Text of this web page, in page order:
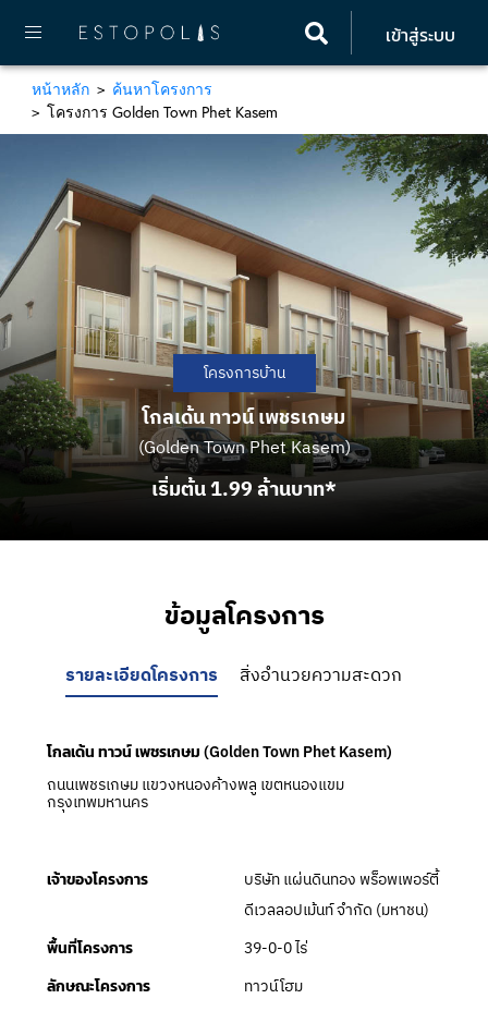
เข้าสู่ระบบ
หน้าหลัก
ค้นหาโครงการ
โครงการ Golden Town Phet Kasem
โครงการบ้าน
โกลเด้น ทาวน์ เพชรเกษม
(Golden Town Phet Kasem)
เริ่มต้น 1.99 ล้านบาท*
ข้อมูลโครงการ
รายละเอียดโครงการ สิ่งอำนวยความสะดวก
โกลเด้น ทาวน์ เพชรเกษม (Golden Town Phet Kasem)
ถนนเพชรเกษม แขวงหนองค้างพลู เขตหนองแขม
กรุงเทพมหานคร
เจ้าของโครงการ
บริษัท แผ่นดินทอง พร็อพเพอร์ตี้
ดีเวลลอปเม้นท์ จำกัด (มหาชน)
พื้นที่โครงการ 39-0-0 ไร่
ลักษณะโครงการ ทาวน์โฮม